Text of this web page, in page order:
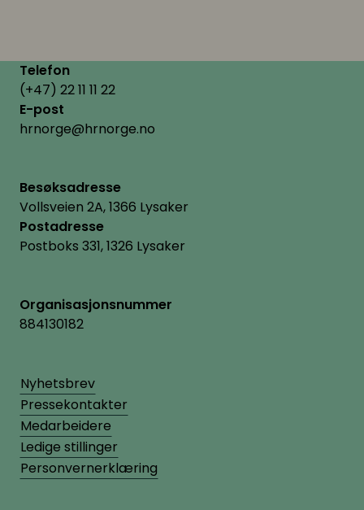
Telefon
(+47) 22 11 11 22
E-post
hrnorge@hrnorge.no
Besøksadresse
Vollsveien 2A, 1366 Lysaker
Postadresse
Postboks 331, 1326 Lysaker
Organisasjonsnummer
884130182
Nyhetsbrev
Pressekontakter
Medarbeidere
Ledige stillinger
Personvernerklæring